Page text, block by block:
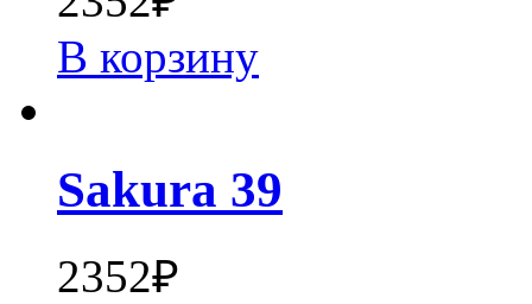
В корзину
Sakura 39
2352₽